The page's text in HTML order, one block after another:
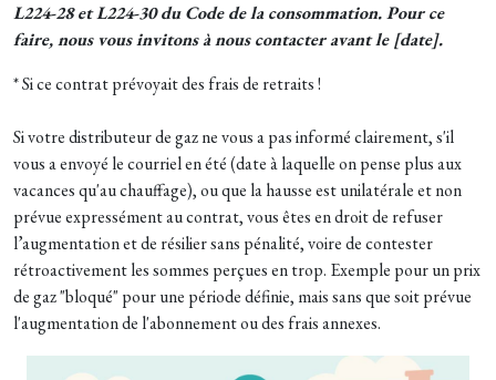
L224-28 et L224-30 du Code de la consommation. Pour ce
faire, nous vous invitons à nous contacter avant le [date].
* Si ce contrat prévoyait des frais de retraits !
Si votre distributeur de gaz ne vous a pas informé clairement, s'il
vous a envoyé le courriel en été (date à laquelle on pense plus aux
vacances qu'au chauffage), ou que la hausse est unilatérale et non
prévue expressément au contrat, vous êtes en droit de refuser
l’augmentation et de résilier sans pénalité, voire de contester
rétroactivement les sommes perçues en trop. Exemple pour un prix
de gaz "bloqué" pour une période définie, mais sans que soit prévue
l'augmentation de l'abonnement ou des frais annexes.